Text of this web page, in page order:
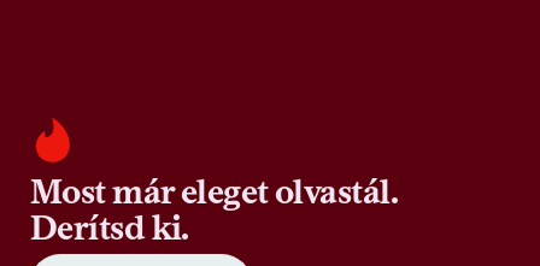
Most már eleget olvastál.
Derítsd ki.